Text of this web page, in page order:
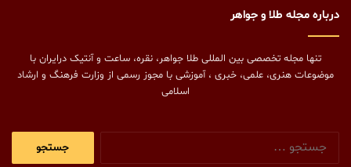
درباره مجله طلا و جواهر
تنها مجله تخصصی بین المللی طلا جواهر، نقره، ساعت و آنتیک درایران با
موضوعات هنری، علمی، خبری ، آموزشی با مجوز رسمی از وزارت فرهنگ و ارشاد
اسلامی